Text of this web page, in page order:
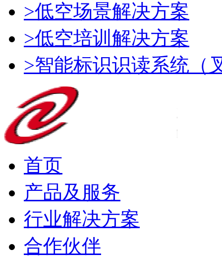
>低空场景解决方案
>低空培训解决方案
>智能标识识读系统（
首页
产品及服务
行业解决方案
合作伙伴